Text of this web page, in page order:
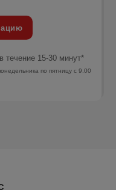
15-30 минут*
по пятницу с 9.00